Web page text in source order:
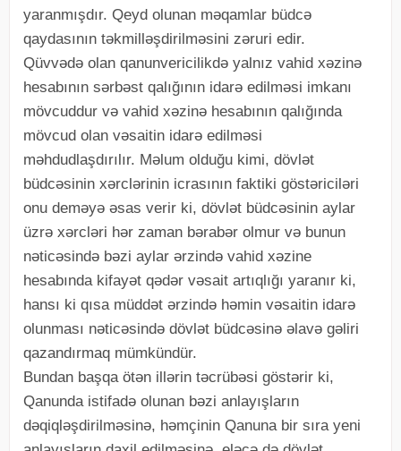
yaranmışdır. Qeyd olunan məqamlar büdcə
qaydasının təkmilləşdirilməsini zəruri edir.
Qüvvədə olan qanunvericilikdə yalnız vahid xəzinə
hesabının sərbəst qalığının idarə edilməsi imkanı
mövcuddur və vahid xəzinə hesabının qalığında
mövcud olan vəsaitin idarə edilməsi
məhdudlaşdırılır. Məlum olduğu kimi, dövlət
büdcəsinin xərclərinin icrasının faktiki göstəriciləri
onu deməyə əsas verir ki, dövlət büdcəsinin aylar
üzrə xərcləri hər zaman bərabər olmur və bunun
nəticəsində bəzi aylar ərzində vahid xəzine
hesabında kifayət qədər vəsait artıqlığı yaranır ki,
hansı ki qısa müddət ərzində həmin vəsaitin idarə
olunması nəticəsində dövlət büdcəsinə əlavə gəliri
qazandırmaq mümkündür.
Bundan başqa ötən illərin təcrübəsi göstərir ki,
Qanunda istifadə olunan bəzi anlayışların
dəqiqləşdirilməsinə, həmçinin Qanuna bir sıra yeni